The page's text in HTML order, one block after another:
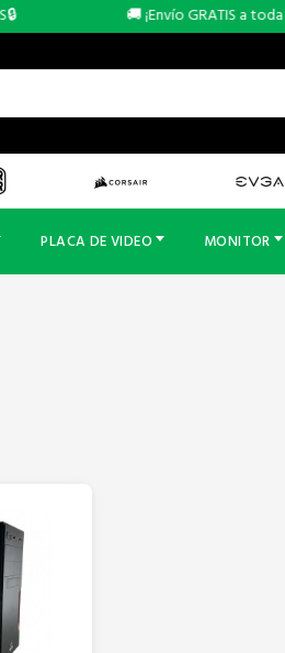
🚚 ¡Envío GRATIS a toda
PLACA DE VIDEO MONITOR